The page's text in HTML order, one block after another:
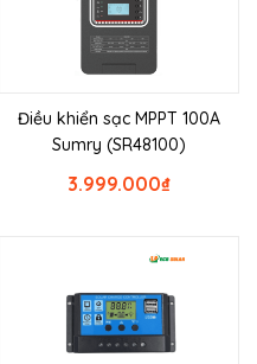
Điều khiển sạc MPPT 100A
Sumry (SR48100)
₫
3.999.000